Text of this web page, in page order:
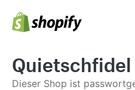
Quietschfidel
Dieser Shop ist